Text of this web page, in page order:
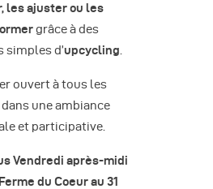
les ajuster ou les
grâce à des
simples d’upcycling
ouvert à tous les
dans une ambiance
et participative.
Vendredi après-midi
du Coeur au 31